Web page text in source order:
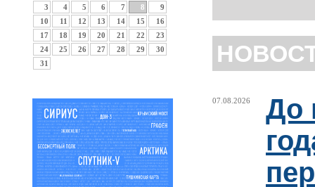
3
4 5 6 7 8
9
10
11 12 13 14 15
16
17
18 19 20 21 22
23
24
25 26 27 28 29
30
31
07.08.2026
До